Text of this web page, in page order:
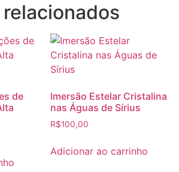
de
Imersão Estelar Cristalina
nas Águas de Sírius
R$100,00
Adicionar ao carrinho